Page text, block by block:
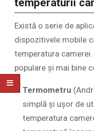
temperaturii
Există o serie de
dispozitivele mobile
temperatura
populare și mai bine
Termometru
simplă și ușor de
temperatura